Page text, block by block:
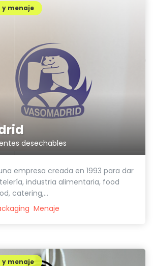
desechables
y menaje
empresa creada en 1993 para dar
industria alimentaria, food
catering,...
Menaje
y menaje